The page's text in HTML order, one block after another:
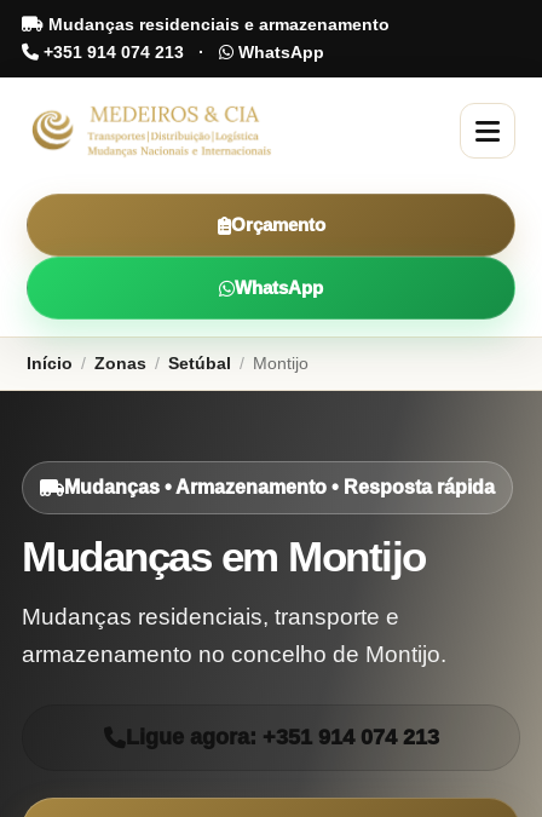
Mudanças residenciais e armazenamento
+351 914 074 213 · WhatsApp
Orçamento
WhatsApp
Início / Zonas / Setúbal / Montijo
Mudanças • Armazenamento • Resposta rápida
Mudanças em Montijo
Mudanças residenciais, transporte e
armazenamento no concelho de Montijo.
Ligue agora: +351 914 074 213